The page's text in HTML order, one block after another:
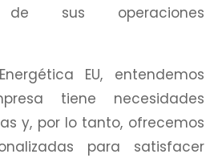
de sus operaciones
EU, entendemos
tiene necesidades
y, por lo tanto, ofrecemos
para satisfacer